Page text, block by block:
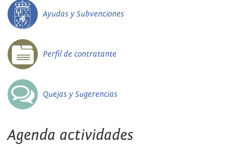
Ayudas y Subvenciones
Perfil de contratante
Quejas y Sugerencias
Agenda actividades